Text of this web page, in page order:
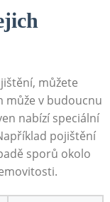
můžete
může v budoucnu
nabízí speciální
pojištění
sporů okolo